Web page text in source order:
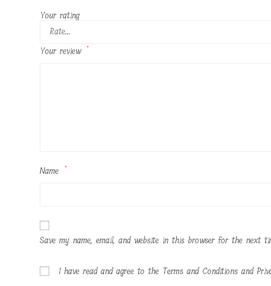
Your rating
Your review *
Name *
Save my name, email, and website in this browser for the next
I have read and agree to the Terms and Conditions and